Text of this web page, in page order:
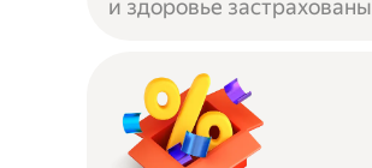
и здоровье застрахованы